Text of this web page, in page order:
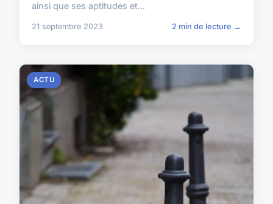
ainsi que ses aptitudes et...
21 septembre 2023 2 min de lecture →
ACTU